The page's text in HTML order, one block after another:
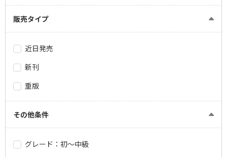
販売タイプ
近日発売
新刊
重版
その他条件
グレード：初～中級